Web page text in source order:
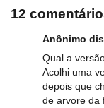
12
Anônimo
Qual a
Acolhi uma
depois que
de arvore da